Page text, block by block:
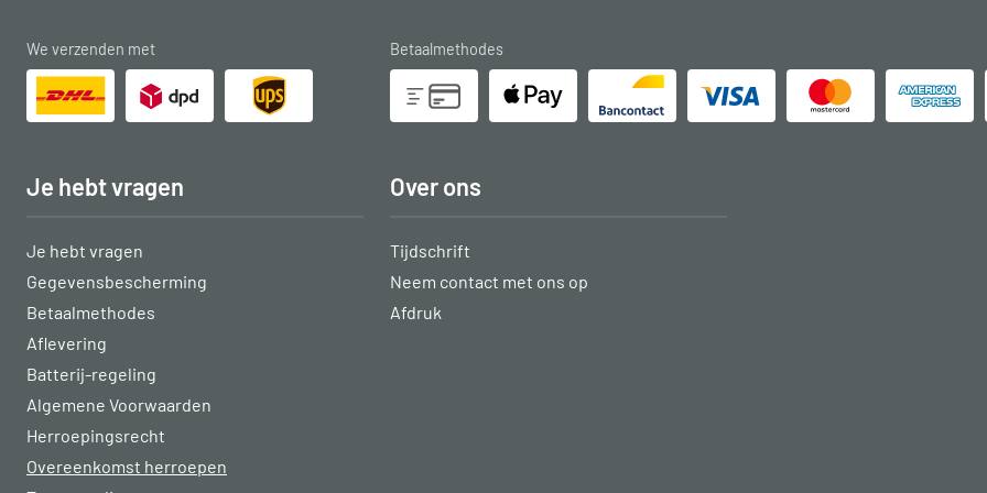
We verzenden met Betaalmethodes
Je hebt vragen
Je hebt vragen
Gegevensbescherming
Betaalmethodes
Aflevering
Batterij-regeling
Algemene Voorwaarden
Herroepingsrecht
Overeenkomst herroepen
Over ons
Tijdschrift
Neem contact met ons op
Afdruk